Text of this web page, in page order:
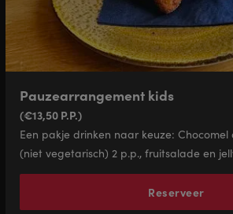
Pauzearrangement kids
(€13,50 P.P.)
Een pakje drinken naar keuze: Chocomel
(niet vegetarisch) 2 p.p., fruitsalade en
Reserveer